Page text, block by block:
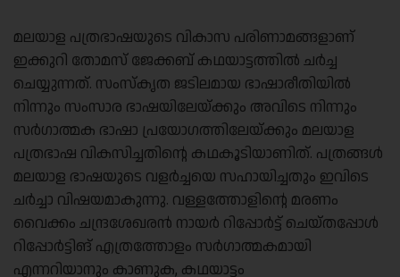
മലയാള പത്രഭാഷയുടെ വികാസ പരിണാമങ്ങളാണ്
ഇക്കുറി തോമസ് ജേക്കബ് കഥയാട്ടത്തിൽ ചർച്ച
ചെയ്യുന്നത്. സംസ്‌കൃത ജടിലമായ ഭാഷാരീതിയിൽ
നിന്നും സംസാര ഭാഷയിലേയ്ക്കും അവിടെ നിന്നും
സർഗാത്മക ഭാഷാ പ്രയോഗത്തിലേയ്ക്കും മലയാള
പത്രഭാഷ വികസിച്ചതിന്റെ കഥകൂടിയാണിത്. പത്രങ്ങൾ
മലയാള ഭാഷയുടെ വളർച്ചയെ സഹായിച്ചതും ഇവിടെ
ചർച്ചാ വിഷയമാകുന്നു. വള്ളത്തോളിന്റെ മരണം
വൈക്കം ചന്ദ്രശേഖരൻ നായർ റിപ്പോർട്ട് ചെയ്തപ്പോൾ
റിപ്പോർട്ടിങ് എത്രത്തോളം സർഗാത്മകമായി
എന്നറിയാനും കാണുക, കഥയാട്ടം